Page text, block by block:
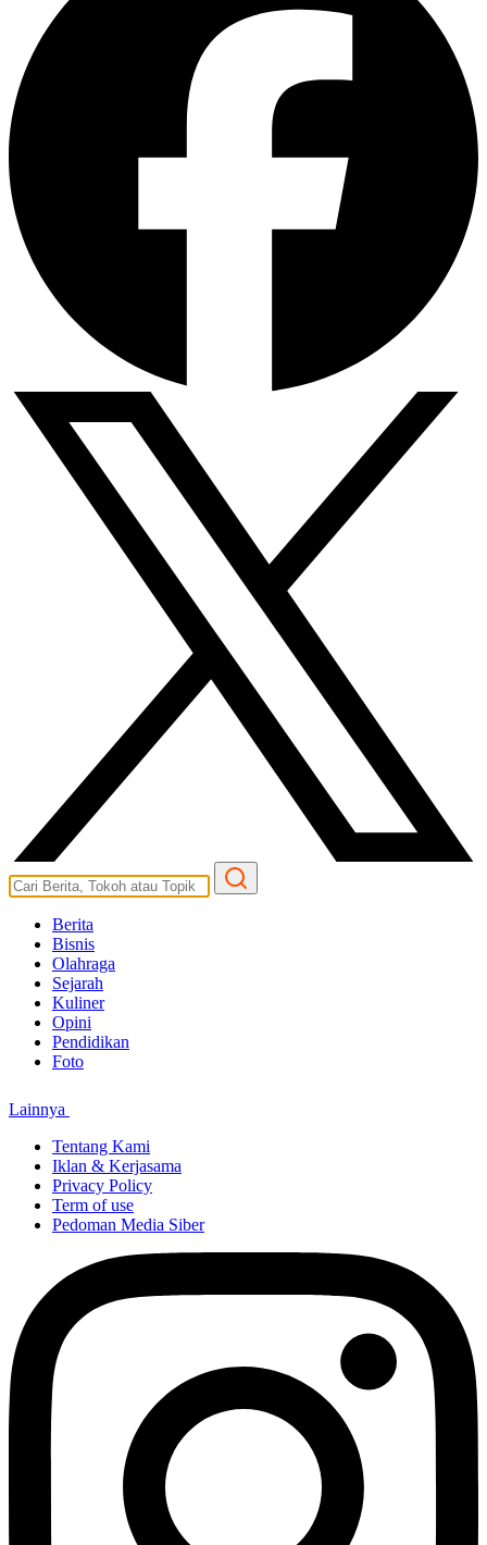
Berita
Bisnis
Olahraga
Sejarah
Kuliner
Opini
Pendidikan
Foto
Lainnya
Tentang Kami
Iklan & Kerjasama
Privacy Policy
Term of use
Pedoman Media Siber